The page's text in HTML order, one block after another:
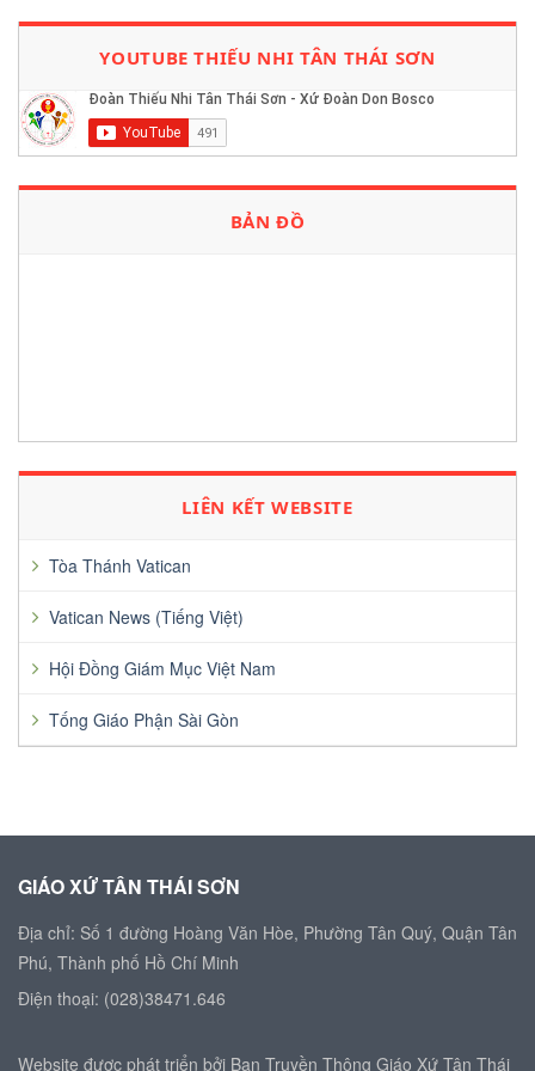
YOUTUBE THIẾU NHI TÂN THÁI SƠN
BẢN ĐỒ
LIÊN KẾT WEBSITE
Tòa Thánh Vatican
Vatican News (Tiếng Việt)
Hội Đồng Giám Mục Việt Nam
Tống Giáo Phận Sài Gòn
GIÁO XỨ TÂN THÁI SƠN
Địa chỉ: Số 1 đường Hoàng Văn Hòe, Phường Tân Quý, Quận Tân
Phú, Thành phố Hồ Chí Minh
Điện thoại: (028)38471.646
Website được phát triển bởi Ban Truyền Thông Giáo Xứ Tân Thái